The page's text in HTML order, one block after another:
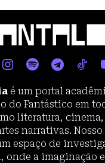
é um portal
do Fantástico em
literatura,
narrativas.
espaço de
onde a imaginação